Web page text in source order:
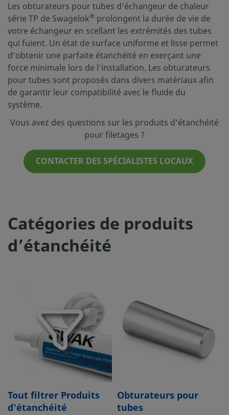
Les obturateurs pour tubes d’échangeur de chaleur
série TP de Swagelok® prolongent la durée de vie de
votre échangeur en scellant les extrémités des tubes
qui fuient. Un état de surface uniforme et lisse permet
d’obtenir une parfaite étanchéité en exerçant une
force minimale lors de l’installation. Les obturateurs
pour tubes sont proposés dans divers matériaux afin
de garantir leur compatibilité avec le fluide du
système.
Vous avez des questions sur les produits d’étanchéité
pour filetages ?
CONTACTER DES SPÉCIALISTES LOCAUX
Catégories de produits
d’étanchéité
Tout filtrer Produits
d'étanchéité
Obturateurs pour
tubes